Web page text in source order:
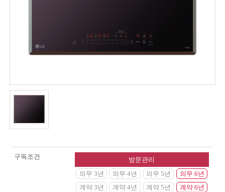
구독조건
방문관리
의무 3년
계약 3년
의무 4년
계약 4년
의무 5년
계약 5년
의무 6년
계약 6년